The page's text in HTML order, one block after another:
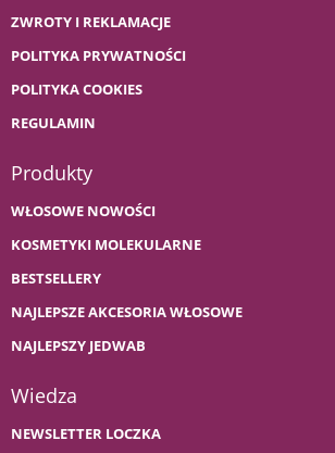
ZWROTY I REKLAMACJE
POLITYKA PRYWATNOŚCI
POLITYKA COOKIES
REGULAMIN
Produkty
WŁOSOWE NOWOŚCI
KOSMETYKI MOLEKULARNE
BESTSELLERY
NAJLEPSZE AKCESORIA WŁOSOWE
NAJLEPSZY JEDWAB
Wiedza
NEWSLETTER LOCZKA